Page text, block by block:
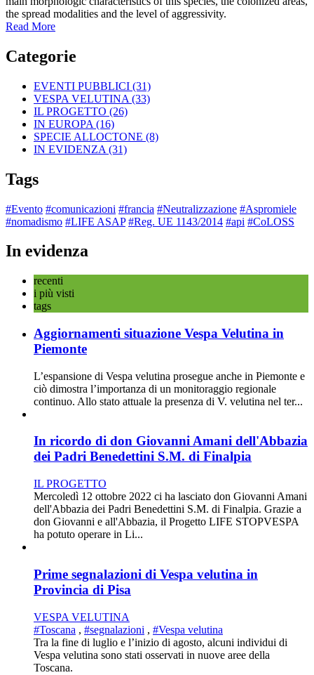
the spread modalities and the level of aggressivity.
Read More
Categorie
EVENTI PUBBLICI (31)
VESPA VELUTINA (33)
IL PROGETTO (26)
IN EUROPA (16)
SPECIE ALLOCTONE (8)
IN EVIDENZA (31)
Tags
#Evento #comunicazioni #francia #Neutralizzazione #Aspromiele
#nomadismo #LIFE ASAP #Reg. UE 1143/2014 #api #CoLOSS
In evidenza
recenti
i più visti
tags
Aggiornamenti situazione Vespa Velutina in
Piemonte
L’espansione di Vespa velutina prosegue anche in Piemonte e
ciò dimostra l’importanza di un monitoraggio regionale
continuo. Allo stato attuale la presenza di V. velutina nel ter...
In ricordo di don Giovanni Amani dell'Abbazia
dei Padri Benedettini S.M. di Finalpia
IL PROGETTO
Mercoledì 12 ottobre 2022 ci ha lasciato don Giovanni Amani
dell'Abbazia dei Padri Benedettini S.M. di Finalpia. Grazie a
don Giovanni e all'Abbazia, il Progetto LIFE STOPVESPA
ha potuto operare in Li...
Prime segnalazioni di Vespa velutina in
Provincia di Pisa
VESPA VELUTINA
#Toscana , #segnalazioni , #Vespa velutina
Tra la fine di luglio e l’inizio di agosto, alcuni individui di
Vespa velutina sono stati osservati in nuove aree della
Toscana.